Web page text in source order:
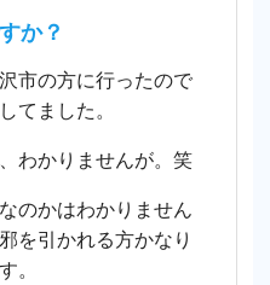
か？
市の方に行ったので
てました。
わかりませんが。笑
のかはわかりません
を引かれる方かなり
。